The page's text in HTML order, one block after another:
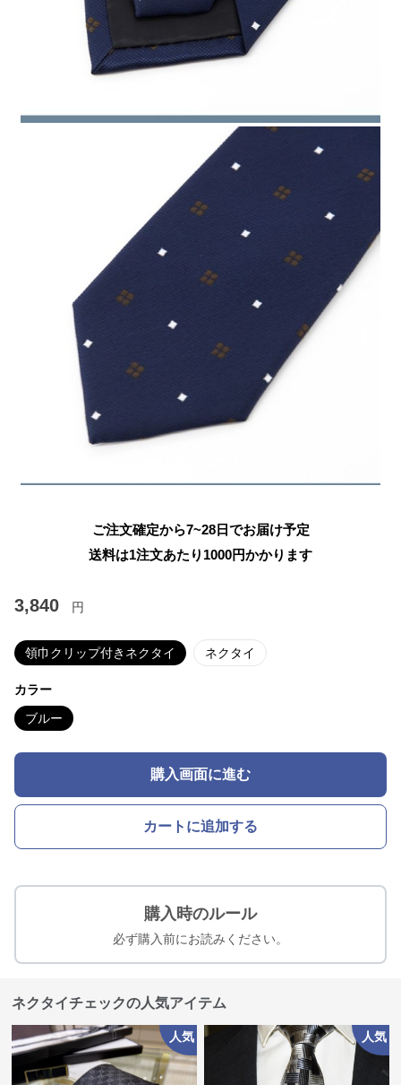
ご注文確定から7~28日でお届け予定
送料は1注文あたり 1000円かかります
3,840 円
領巾クリップ付きネクタイ ネクタイ
カラー
ブルー
購入画面に進む
カートに追加する
購入時のルール
必ず購入前にお読みください。
ネクタイチェックの人気アイテム
人気 人気